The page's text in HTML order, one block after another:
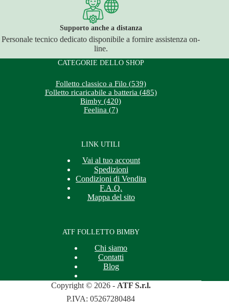
Supporto anche a distanza
Personale tecnico dedicato disponibile a fornire assistenza on-
line.
CATEGORIE DELLO SHOP
Folletto classico a Filo (539)
Folletto ricaricabile a batteria (485)
Bimby (420)
Feelina (7)
LINK UTILI
Vai al tuo account
Spedizioni
Condizioni di Vendita
F.A.Q.
Mappa del sito
ATF FOLLETTO BIMBY
Chi siamo
Contatti
Blog
Copyright © 2026 - ATF S.r.l.
P.IVA: 05267280484